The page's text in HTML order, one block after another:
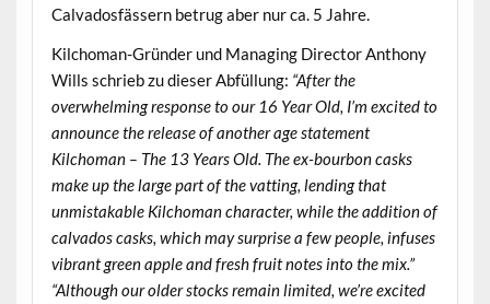
Calvadosfässern betrug aber nur ca. 5 Jahre.
Kilchoman-Gründer und Managing Director Anthony
Wills schrieb zu dieser Abfüllung: “After the
overwhelming response to our 16 Year Old, I’m excited to
announce the release of another age statement
Kilchoman – The 13 Years Old. The ex-bourbon casks
make up the large part of the vatting, lending that
unmistakable Kilchoman character, while the addition of
calvados casks, which may surprise a few people, infuses
vibrant green apple and fresh fruit notes into the mix.”
“Although our older stocks remain limited, we’re excited